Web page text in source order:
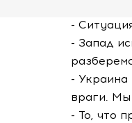
-
- Запад
- Украина
враги. Мы
- То, что